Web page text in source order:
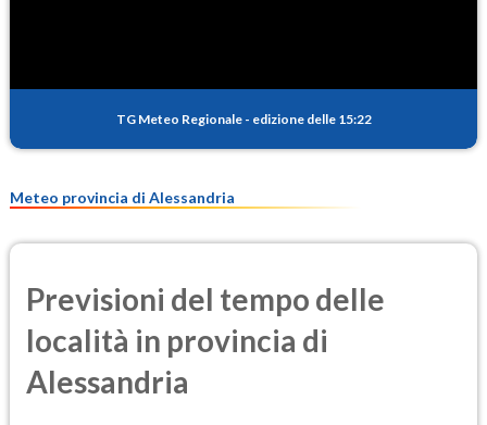
TG Meteo Regionale - edizione delle 15:22
Meteo provincia di Alessandria
Previsioni del tempo delle
località in provincia di
Alessandria